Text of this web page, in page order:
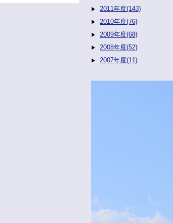
2011年度(143)
2010年度(76)
2009年度(68)
2008年度(52)
2007年度(11)